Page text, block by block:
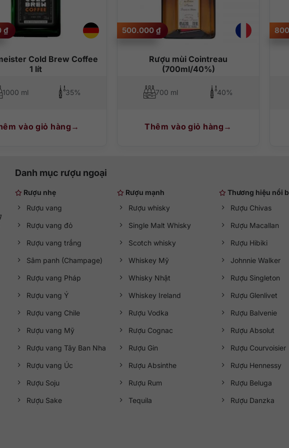
với một số cách thưởng thức rượu mùi Jagermeister dưới đây:
shot.
thành phần chính là rượu Jagermeister kết hợp với nước tăng lực Red Bull.
khi pha trộn cùng soda, nước ép, bia, rượu Gin hay Vodka.
Cold Brew Coffee
1 lít
₫
1000 ml 35%
vào giỏ hàng
Rượu mùi Cointreau
(700ml/40%)
500.000 ₫
700 ml 40%
Thêm vào giỏ hàng
Danh mục rượu ngoại
Rượu nhẹ
Rượu vang
Rượu vang đỏ
Rượu vang trắng
Sâm panh (Champage)
Rượu vang Pháp
Rượu vang Ý
Rượu vang Chile
Rượu vang Mỹ
Rượu vang Tây Ban Nha
Rượu vang Úc
Rượu Soju
Rượu Sake
Rượu mạnh
Rượu whisky
Single Malt Whisky
Scotch whisky
Whiskey Mỹ
Whisky Nhật
Whiskey Ireland
Rượu Vodka
Rượu Cognac
Rượu Gin
Rượu Absinthe
Rượu Rum
Tequila
Thương hiệu nổi
Rượu Chivas
Rượu Macallan
Rượu Hibiki
Johnnie Walker
Rượu Singleton
Rượu Glenlivet
Rượu Balvenie
Rượu Absolut
Rượu Courvoisier
Rượu Hennessy
Rượu Beluga
Rượu Danzka